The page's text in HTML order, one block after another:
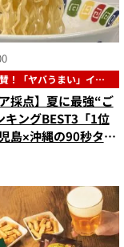
！「ヤバうまい」イン
ベスト3
採点】夏に最強“ご
キングBEST3「1位
島×沖縄の90秒タッ